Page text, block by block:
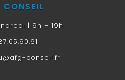
CONSEIL
| 9h – 19h
conseil.fr